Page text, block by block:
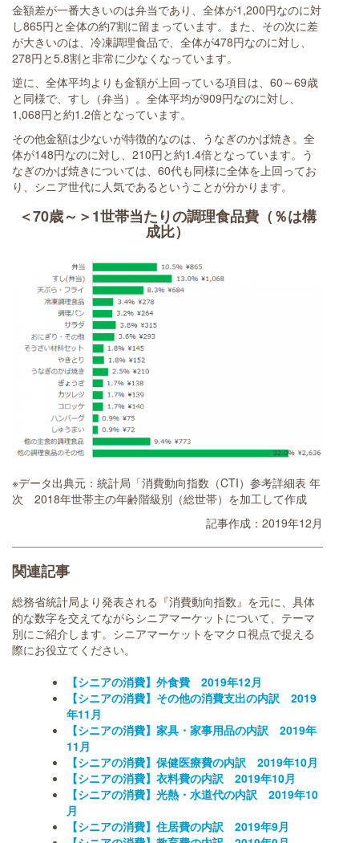
金額差が一番大きいのは弁当であり、全体が1,200円なのに対
し865円と全体の約7割に留まっています。また、その次に差
が大きいのは、冷凍調理食品で、全体が478円なのに対し、
278円と5.8割と非常に少なくなっています。
逆に、全体平均よりも金額が上回っている項目は、60～69歳
と同様で、すし（弁当）。全体平均が909円なのに対し、
1,068円と約1.2倍となっています。
その他金額は少ないが特徴的なのは、うなぎのかば焼き。全
体が148円なのに対し、210円と約1.4倍となっています。う
なぎのかば焼きについては、60代も同様に全体を上回ってお
り、シニア世代に人気であるということが分かります。
＜70歳～＞1世帯当たりの調理食品費（％は構
成比）
※データ出典元：統計局「消費動向指数（CTI）参考詳細表 年
次 2018年世帯主の年齢階級別（総世帯）を加工して作成
記事作成：2019年12月
関連記事
総務省統計局より発表される『消費動向指数』を元に、具体
的な数字を交えてながらシニアマーケットについて、テーマ
別にご紹介します。シニアマーケットをマクロ視点で捉える
際にお役立てください。
【シニアの消費】外食費 2019年12月
【シニアの消費】その他の消費支出の内訳 2019
年11月
【シニアの消費】家具・家事用品の内訳 2019年
11月
【シニアの消費】保健医療費の内訳 2019年10月
【シニアの消費】衣料費の内訳 2019年10月
【シニアの消費】光熱・水道代の内訳 2019年10
月
【シニアの消費】住居費の内訳 2019年9月